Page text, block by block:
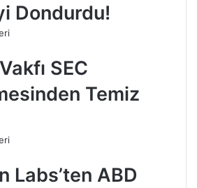
Dondurdu!
SEC
Temiz
Labs’ten ABD